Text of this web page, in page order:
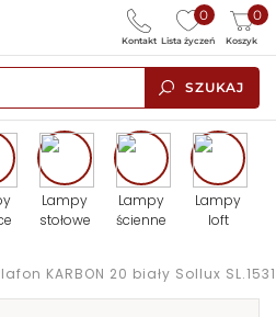
SZUKAJ
0
Lista życzeń
0
Koszyk
Kontakt
Lampy
stołowe
Lampy
ścienne
Lampy
loft
KARBON 20 biały Sollux SL.1531